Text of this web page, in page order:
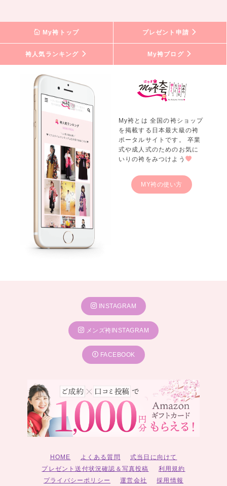
My袴トップ プレゼント申請
袴人気ランキング My袴ブログ
My袴とは 全国の袴ショップ
を掲載する日本最大級の袴
ポータルサイトです。 卒業
式や成人式のためのお気に
いりの袴をみつけよう
MY袴の使い方
INSTAGRAM
メンズ袴INSTAGRAM
FACEBOOK
HOME よくある質問
式当日に向けて
プレゼント送付状況確認＆写真投稿
利用規約
プライバシーポリシー
運営会社 採用情報